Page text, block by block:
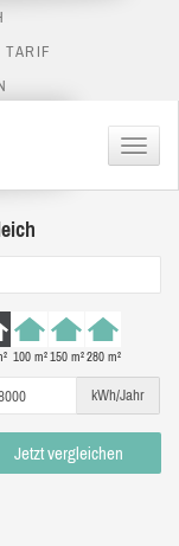
TARIF
Menü
100 m²150 m²280 m²
kWh/Jahr
Jetzt vergleichen